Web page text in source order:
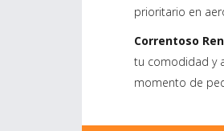
prioritario en
Correntoso
tu comodidad y
momento de